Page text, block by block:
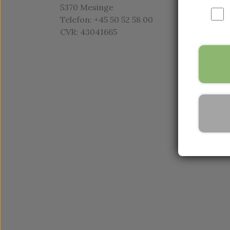
5370 Mesinge
Telefon: +45 50 52 58 00
CVR: 43041665